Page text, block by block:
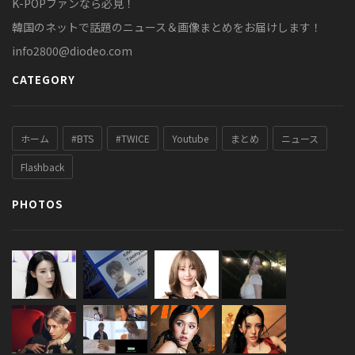
K-POPファンなら必見！
韓国のネットで話題のニュース＆画像まとめをお届けします！
info2800@diodeo.com
CATEGORY
ホーム #BTS #TWICE Youtube まとめ ニュース
Flashback
PHOTOS